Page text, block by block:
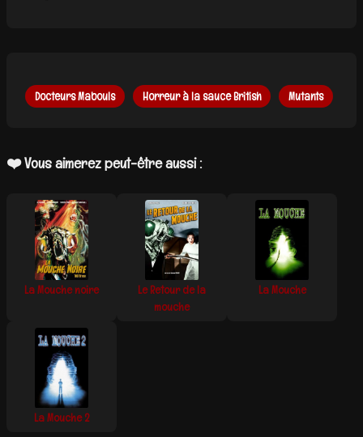
Docteurs Mabouls Horreur à la sauce British Mutants
❤️ Vous aimerez peut-être aussi :
La Mouche noire
Le Retour de la
mouche
La Mouche
La Mouche 2